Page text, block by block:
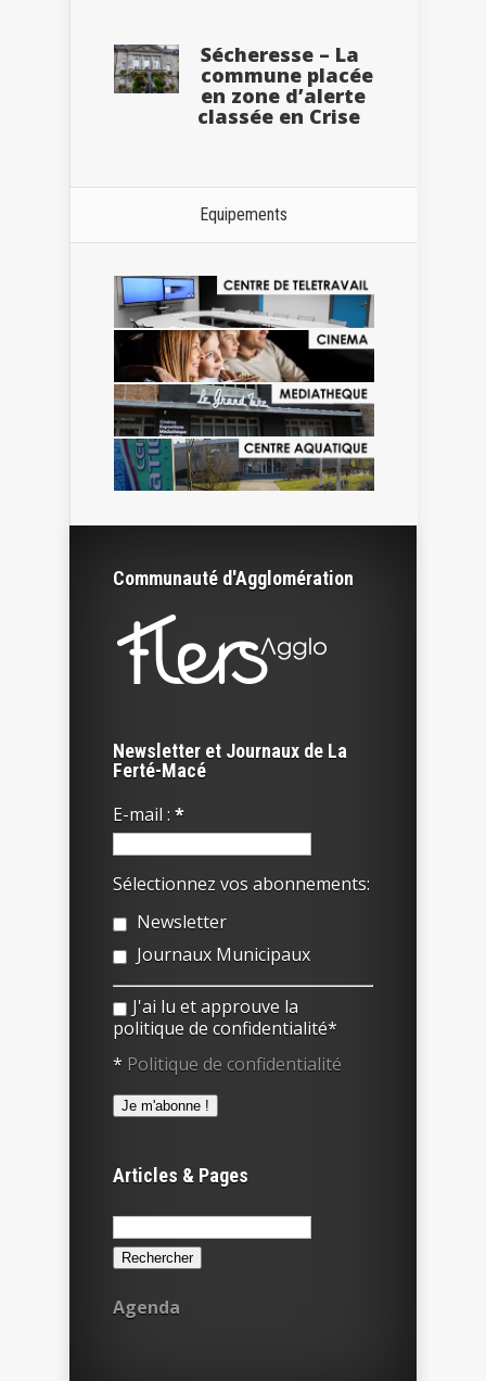
Sécheresse – La
commune placée
en zone d’alerte
classée en Crise
Equipements
Communauté d'Agglomération
Newsletter et Journaux de La
Ferté-Macé
E-mail : *
Sélectionnez vos abonnements:
Newsletter
Journaux Municipaux
J'ai lu et approuve la
politique de confidentialité*
* Politique de confidentialité
Articles & Pages
Rechercher :
Agenda